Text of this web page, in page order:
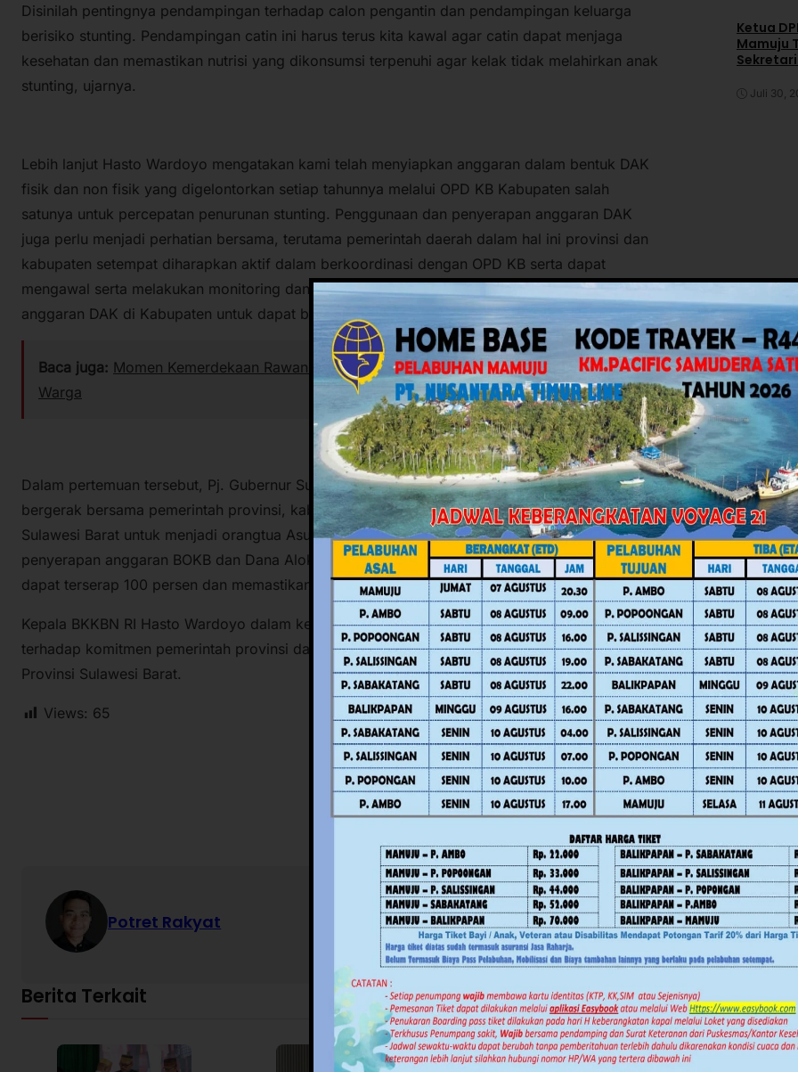
Disinilah pentingnya pendampingan terhadap calon pengantin dan pendampingan keluarga
berisiko stunting. Pendampingan catin ini harus terus kita kawal agar catin dapat menjaga
kesehatan dan memastikan nutrisi yang dikonsumsi terpenuhi agar kelak tidak melahirkan anak
stunting, ujarnya.
Lebih lanjut Hasto Wardoyo mengatakan kami telah menyiapkan anggaran dalam bentuk DAK
fisik dan non fisik yang digelontorkan setiap tahunnya melalui OPD KB Kabupaten salah
satunya untuk percepatan penurunan stunting. Penggunaan dan penyerapan anggaran DAK
juga perlu menjadi perhatian bersama, terutama pemerintah daerah dalam hal ini provinsi dan
kabupaten setempat diharapkan aktif dalam berkoordinasi dengan OPD KB serta dapat
mengawal serta melakukan monitoring dan evaluasi terhadap serapan atau penggunaan
anggaran DAK di Kabupaten untuk dapat betul-betul tepat sasaran, ujarnya.
Baca juga: Momen Kemerdekaan Rawan Isu SARA, Pemprov Sulbar Perkuat Literasi Digital
Warga
Dalam pertemuan tersebut, Pj. Gubernur Sulawesi Barat menyampaikan komitmennya untuk
bergerak bersama pemerintah provinsi, kabupaten, mitra kerja dan mengajak seluruh ASN
Sulawesi Barat untuk menjadi orangtua Asuh Anak Stunting dan memantau langsung
penyerapan anggaran BOKB dan Dana Alokasi Khusus (DAK) baik fisik maupun non fisik hingga
dapat terserap 100 persen dan memastikan anggaran tersebut tepat sasaran.
Kepala BKKBN RI Hasto Wardoyo dalam kesempatan tersebut menyampaikan apresiasinya
terhadap komitmen pemerintah provinsi dalam upaya percepatan penurunan stunting di
Provinsi Sulawesi Barat.
Views: 65
Facebook Twitter Pinterest Mail WhatsApp
Potret Rakyat
Berita Terkait
Ketua
Mamuju
Juli 30,